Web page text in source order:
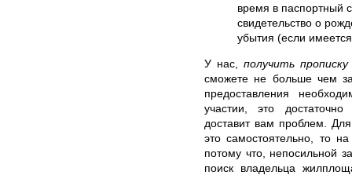
время в паспортный
свидетельство о
убытия (если
У нас,получить
сможете не больше чем
предоставления
участии, это
доставит вам проблем.
это самостоятельно, то
потому что, непосильной
поиск владельца